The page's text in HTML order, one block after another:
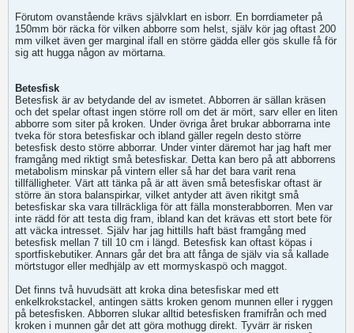
Förutom ovanstående krävs självklart en isborr. En borrdiameter på
150mm bör räcka för vilken abborre som helst, själv kör jag oftast 200
mm vilket även ger marginal ifall en större gädda eller gös skulle få för
sig att hugga någon av mörtarna.
Betesfisk
Betesfisk är av betydande del av ismetet. Abborren är sällan kräsen
och det spelar oftast ingen större roll om det är mört, sarv eller en liten
abborre som siter på kroken. Under övriga året brukar abborrarna inte
tveka för stora betesfiskar och ibland gäller regeln desto större
betesfisk desto större abborrar. Under vinter däremot har jag haft mer
framgång med riktigt små betesfiskar. Detta kan bero på att abborrens
metabolism minskar på vintern eller så har det bara varit rena
tillfälligheter. Värt att tänka på är att även små betesfiskar oftast är
större än stora balanspirkar, vilket antyder att även rikitgt små
betesfiskar ska vara tillräckliga för att fälla monsterabborren. Men var
inte rädd för att testa dig fram, ibland kan det krävas ett stort bete för
att väcka intresset. Själv har jag hittills haft bäst framgång med
betesfisk mellan 7 till 10 cm i längd. Betesfisk kan oftast köpas i
sportfiskebutiker. Annars går det bra att fånga de själv via så kallade
mörtstugor eller medhjälp av ett mormyskaspö och maggot.
Det finns två huvudsätt att kroka dina betesfiskar med ett
enkelkrokstackel, antingen sätts kroken genom munnen eller i ryggen
på betesfisken. Abborren slukar alltid betesfisken framifrån och med
kroken i munnen går det att göra mothugg direkt. Tyvärr är risken